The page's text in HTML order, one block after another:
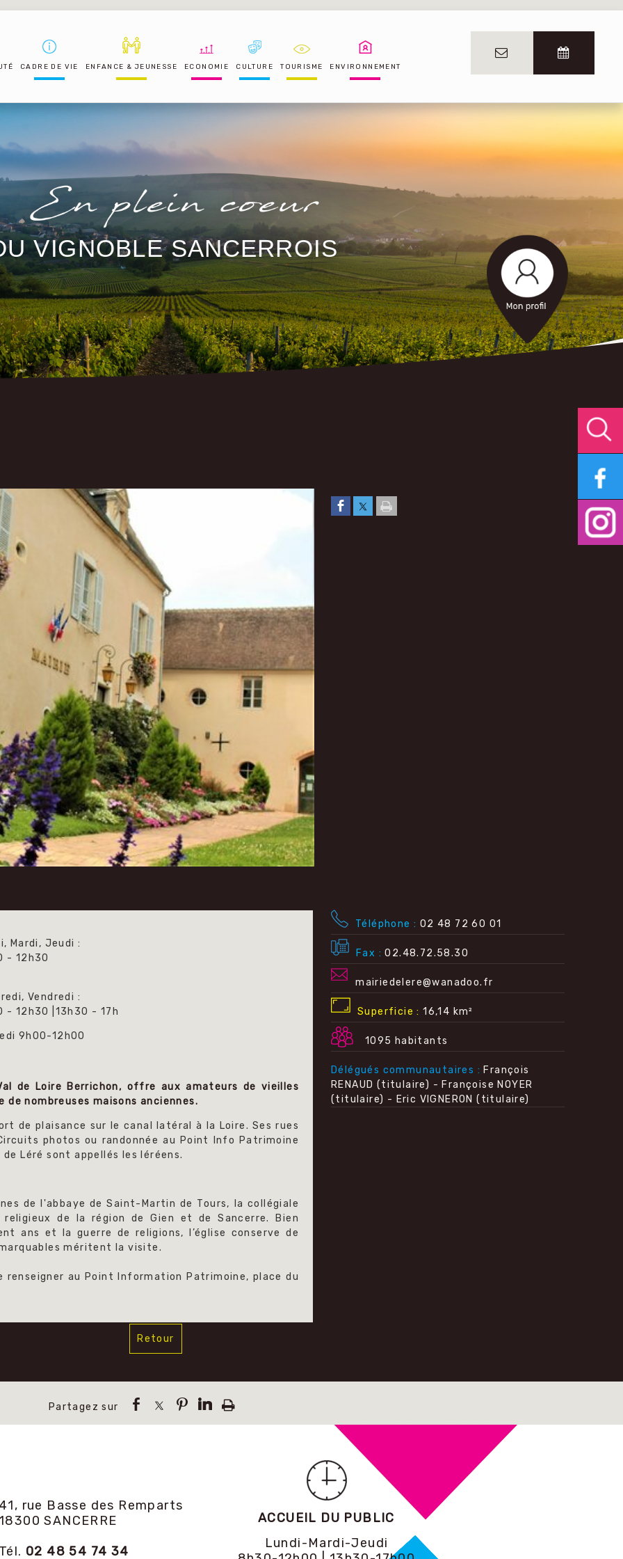
CADRE DE VIE ENFANCE & JEUNESSE ECONOMIE CULTURE TOURISME ENVIRONNEMENT
VIGNOBLE SANCERROIS
Mardi, Jeudi :
- 12h30
Vendredi :
- 12h30 |13h30 - 17h
9h00-12h00
de Loire Berrichon, offre aux amateurs de vieilles
nombreuses maisons anciennes.
de plaisance sur le canal latéral à la Loire. Ses rues
photos ou randonnée au Point Info Patrimoine
Léré sont appellés les léréens.
de l'abbaye de Saint-Martin de Tours, la collégiale
de la région de Gien et de Sancerre. Bien
ans et la guerre de religions, l’église conserve de
méritent la visite.
renseigner au Point Information Patrimoine, place du
Téléphone 02 48 72 60 01
Fax 02.48.72.58.30
mairiedelere@wanadoo.fr
Superficie 16,14 km²
1095 habitants
Délégués communautaires
François
RENAUD (titulaire) - Françoise NOYER
(titulaire) - Eric VIGNERON (titulaire)
Retour
rue Basse des Remparts
SANCERRE
02 48 54 74 34
ACCUEIL DU PUBLIC
Lundi-Mardi-Jeudi